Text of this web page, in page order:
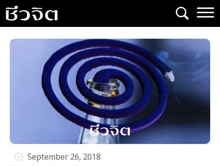
Skip
to
content
September 26, 2018